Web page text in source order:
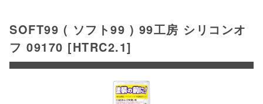
SOFT99 ( ソフト99 ) 99工房 シリコンオ
フ 09170 [HTRC2.1]